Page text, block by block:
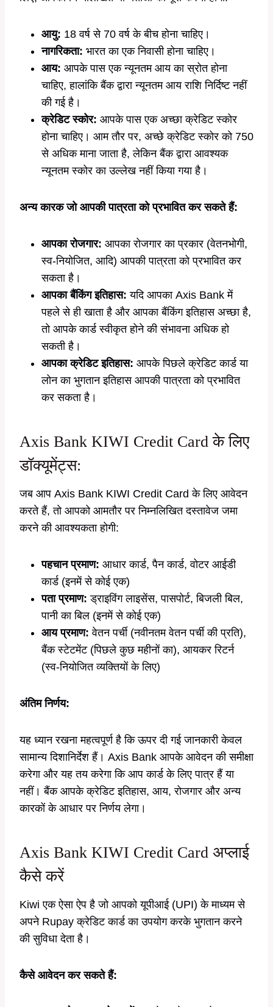
आयु: 18 वर्ष से 70 वर्ष के बीच होना चाहिए।
नागरिकता: भारत का एक निवासी होना चाहिए।
आय: आपके पास एक न्यूनतम आय का स्रोत होना
चाहिए, हालांकि बैंक द्वारा न्यूनतम आय राशि निर्दिष्ट नहीं
की गई है।
क्रेडिट स्कोर: आपके पास एक अच्छा क्रेडिट स्कोर
होना चाहिए। आम तौर पर, अच्छे क्रेडिट स्कोर को 750
से अधिक माना जाता है, लेकिन बैंक द्वारा आवश्यक
न्यूनतम स्कोर का उल्लेख नहीं किया गया है।
अन्य कारक जो आपकी पात्रता को प्रभावित कर सकते हैं:
आपका रोजगार: आपका रोजगार का प्रकार (वेतनभोगी,
स्व-नियोजित, आदि) आपकी पात्रता को प्रभावित कर
सकता है।
आपका बैंकिंग इतिहास: यदि आपका Axis Bank में
पहले से ही खाता है और आपका बैंकिंग इतिहास अच्छा है,
तो आपके कार्ड स्वीकृत होने की संभावना अधिक हो
सकती है।
आपका क्रेडिट इतिहास: आपके पिछले क्रेडिट कार्ड या
लोन का भुगतान इतिहास आपकी पात्रता को प्रभावित
कर सकता है।
Axis Bank KIWI Credit Card के लिए
डॉक्यूमेंट्स:
जब आप Axis Bank KIWI Credit Card के लिए आवेदन
करते हैं, तो आपको आमतौर पर निम्नलिखित दस्तावेज जमा
करने की आवश्यकता होगी:
पहचान प्रमाण: आधार कार्ड, पैन कार्ड, वोटर आईडी
कार्ड (इनमें से कोई एक)
पता प्रमाण: ड्राइविंग लाइसेंस, पासपोर्ट, बिजली बिल,
पानी का बिल (इनमें से कोई एक)
आय प्रमाण: वेतन पर्ची (नवीनतम वेतन पर्ची की प्रति),
बैंक स्टेटमेंट (पिछले कुछ महीनों का), आयकर रिटर्न
(स्व-नियोजित व्यक्तियों के लिए)
अंतिम निर्णय:
यह ध्यान रखना महत्वपूर्ण है कि ऊपर दी गई जानकारी केवल
सामान्य दिशानिर्देश हैं। Axis Bank आपके आवेदन की समीक्षा
करेगा और यह तय करेगा कि आप कार्ड के लिए पात्र हैं या
नहीं। बैंक आपके क्रेडिट इतिहास, आय, रोजगार और अन्य
कारकों के आधार पर निर्णय लेगा।
Axis Bank KIWI Credit Card अप्लाई
कैसे करें
Kiwi एक ऐसा ऐप है जो आपको यूपीआई (UPI) के माध्यम से
अपने Rupay क्रेडिट कार्ड का उपयोग करके भुगतान करने
की सुविधा देता है।
कैसे आवेदन कर सकते हैं: